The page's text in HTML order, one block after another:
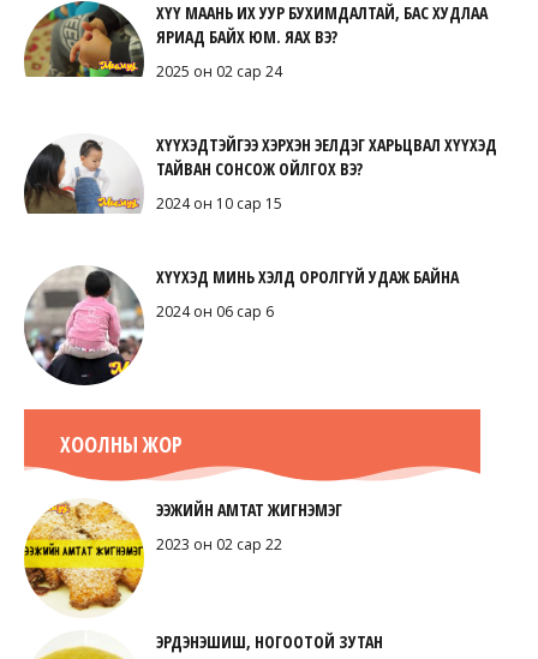
ХҮҮ МААНЬ ИХ УУР БУХИМДАЛТАЙ, БАС ХУДЛАА
ЯРИАД БАЙХ ЮМ. ЯАХ ВЭ?
2025 он 02 сар 24
ХҮҮХЭДТЭЙГЭЭ ХЭРХЭН ЭЕЛДЭГ ХАРЬЦВАЛ ХҮҮХЭД
ТАЙВАН СОНСОЖ ОЙЛГОХ ВЭ?
2024 он 10 сар 15
ХҮҮХЭД МИНЬ ХЭЛД ОРОЛГҮЙ УДАЖ БАЙНА
2024 он 06 сар 6
ХООЛНЫ ЖОР
ЭЭЖИЙН АМТАТ ЖИГНЭМЭГ
2023 он 02 сар 22
ЭРДЭНЭШИШ, НОГООТОЙ ЗУТАН